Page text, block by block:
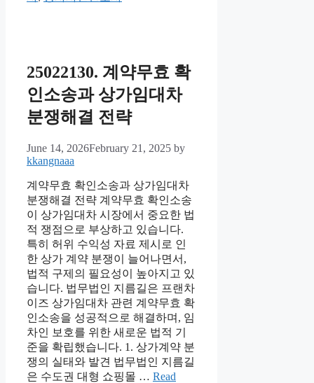
25022130. 계약무효 확
인소송과 상가임대차
분쟁해결 전략
June 14, 2026February 21, 2025 by
kkangnaaa
계약무효 확인소송과 상가임대차
분쟁해결 전략 계약무효 확인소송
이 상가임대차 시장에서 중요한 법
적 쟁점으로 부상하고 있습니다.
특히 허위 수익성 자료 제시로 인
한 상가 계약 분쟁이 늘어나면서,
법적 구제의 필요성이 높아지고 있
습니다. 법무법인 지름길은 프랜차
이즈 상가임대차 관련 계약무효 확
인소송을 성공적으로 해결하며, 임
차인 보호를 위한 새로운 법적 기
준을 확립했습니다. 1. 상가계약 분
쟁의 실태와 발견 법무법인 지름길
은 수도권 대형 쇼핑몰 … Read